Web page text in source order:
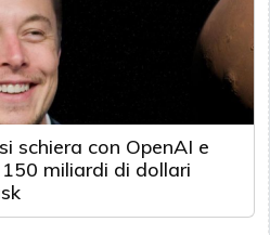
schiera con OpenAI e
miliardi di dollari